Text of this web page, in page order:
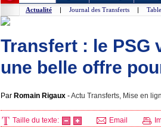
Actualité | Journal des Transferts |
Transfert : le PSG
une belle offre
Par Romain Rigaux -Actu Transferts, Mise en
Taille du texte: Email